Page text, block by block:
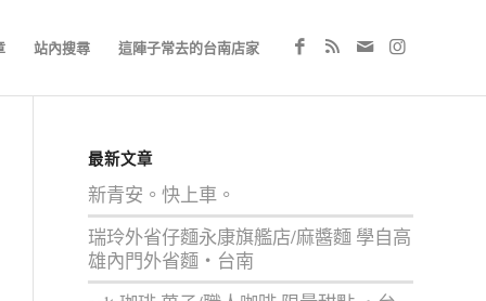
站內搜尋 這陣子常去的台南店家
最新文章
新青安。快上車。
瑞玲外省仔麵永康旗艦店/麻醬麵 學自高
雄內門外省麵‧台南